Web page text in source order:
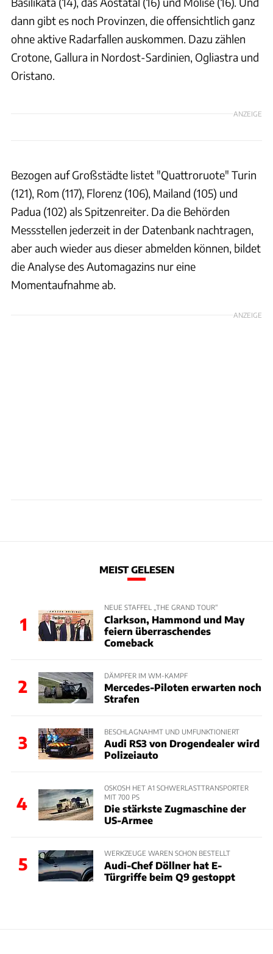
dann gibt es noch Provinzen, die offensichtlich ganz
ohne aktive Radarfallen auskommen. Dazu zählen
Crotone, Gallura in Nordost-Sardinien, Ogliastra und
Oristano.
ANZEIGE
Bezogen auf Großstädte listet "Quattroruote" Turin
(121), Rom (117), Florenz (106), Mailand (105) und
Padua (102) als Spitzenreiter. Da die Behörden
Messstellen jederzeit in der Datenbank nachtragen,
aber auch wieder aus dieser abmelden können, bildet
die Analyse des Automagazins nur eine
Momentaufnahme ab.
ANZEIGE
MEIST GELESEN
1
NEUE STAFFEL „THE GRAND TOUR“
Clarkson, Hammond und May
feiern überraschendes
Comeback
2
DÄMPFER IM WM-KAMPF
Mercedes-Piloten erwarten noch
Strafen
3
BESCHLAGNAHMT UND UMFUNKTIONIERT
Audi RS3 von Drogendealer wird
Polizeiauto
4
OSKOSH HET A1 SCHWERLASTTRANSPORTER
MIT 700 PS
Die stärkste Zugmaschine der
US-Armee
5
WERKZEUGE WAREN SCHON BESTELLT
Audi-Chef Döllner hat E-
Türgriffe beim Q9 gestoppt